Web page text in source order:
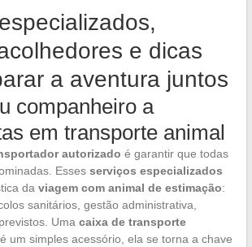
e dicas
a aventura juntos
companheiro a
em transporte animal
autorizado é garantir que todas
Esses serviços especializados
da viagem com animal de estimação:
sanitários, gestão administrativa,
Uma caixa de transporte
um simples acessório, ela se torna a chave